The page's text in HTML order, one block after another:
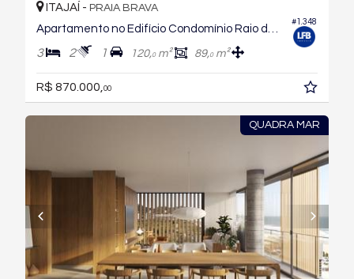
#1.348
ITAJAÍ - PRAIA BRAVA
3 2 1 120,0m² 89,0m²
R$ 870.000, 00
QUADRA MAR